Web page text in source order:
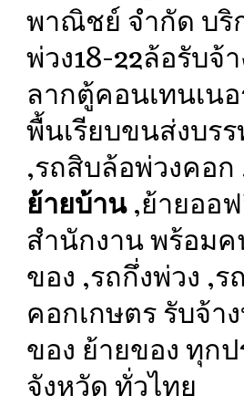
พาณิชย์ จำกัด บริ
พ่วง18-22ล้อรับจ้
ลากตู้คอนเทนเน
พื้นเรียบขนส่งบร
,รถสิบล้อพ่วงคอก
ย้ายบ้าน,ย้ายออ
สำนักงาน พร้อม
ของ ,รถกึ่งพ่วง ,
คอกเกษตร รับจ้า
ของ ย้ายของ ทุกป
จังหวัด ทั่วไทย